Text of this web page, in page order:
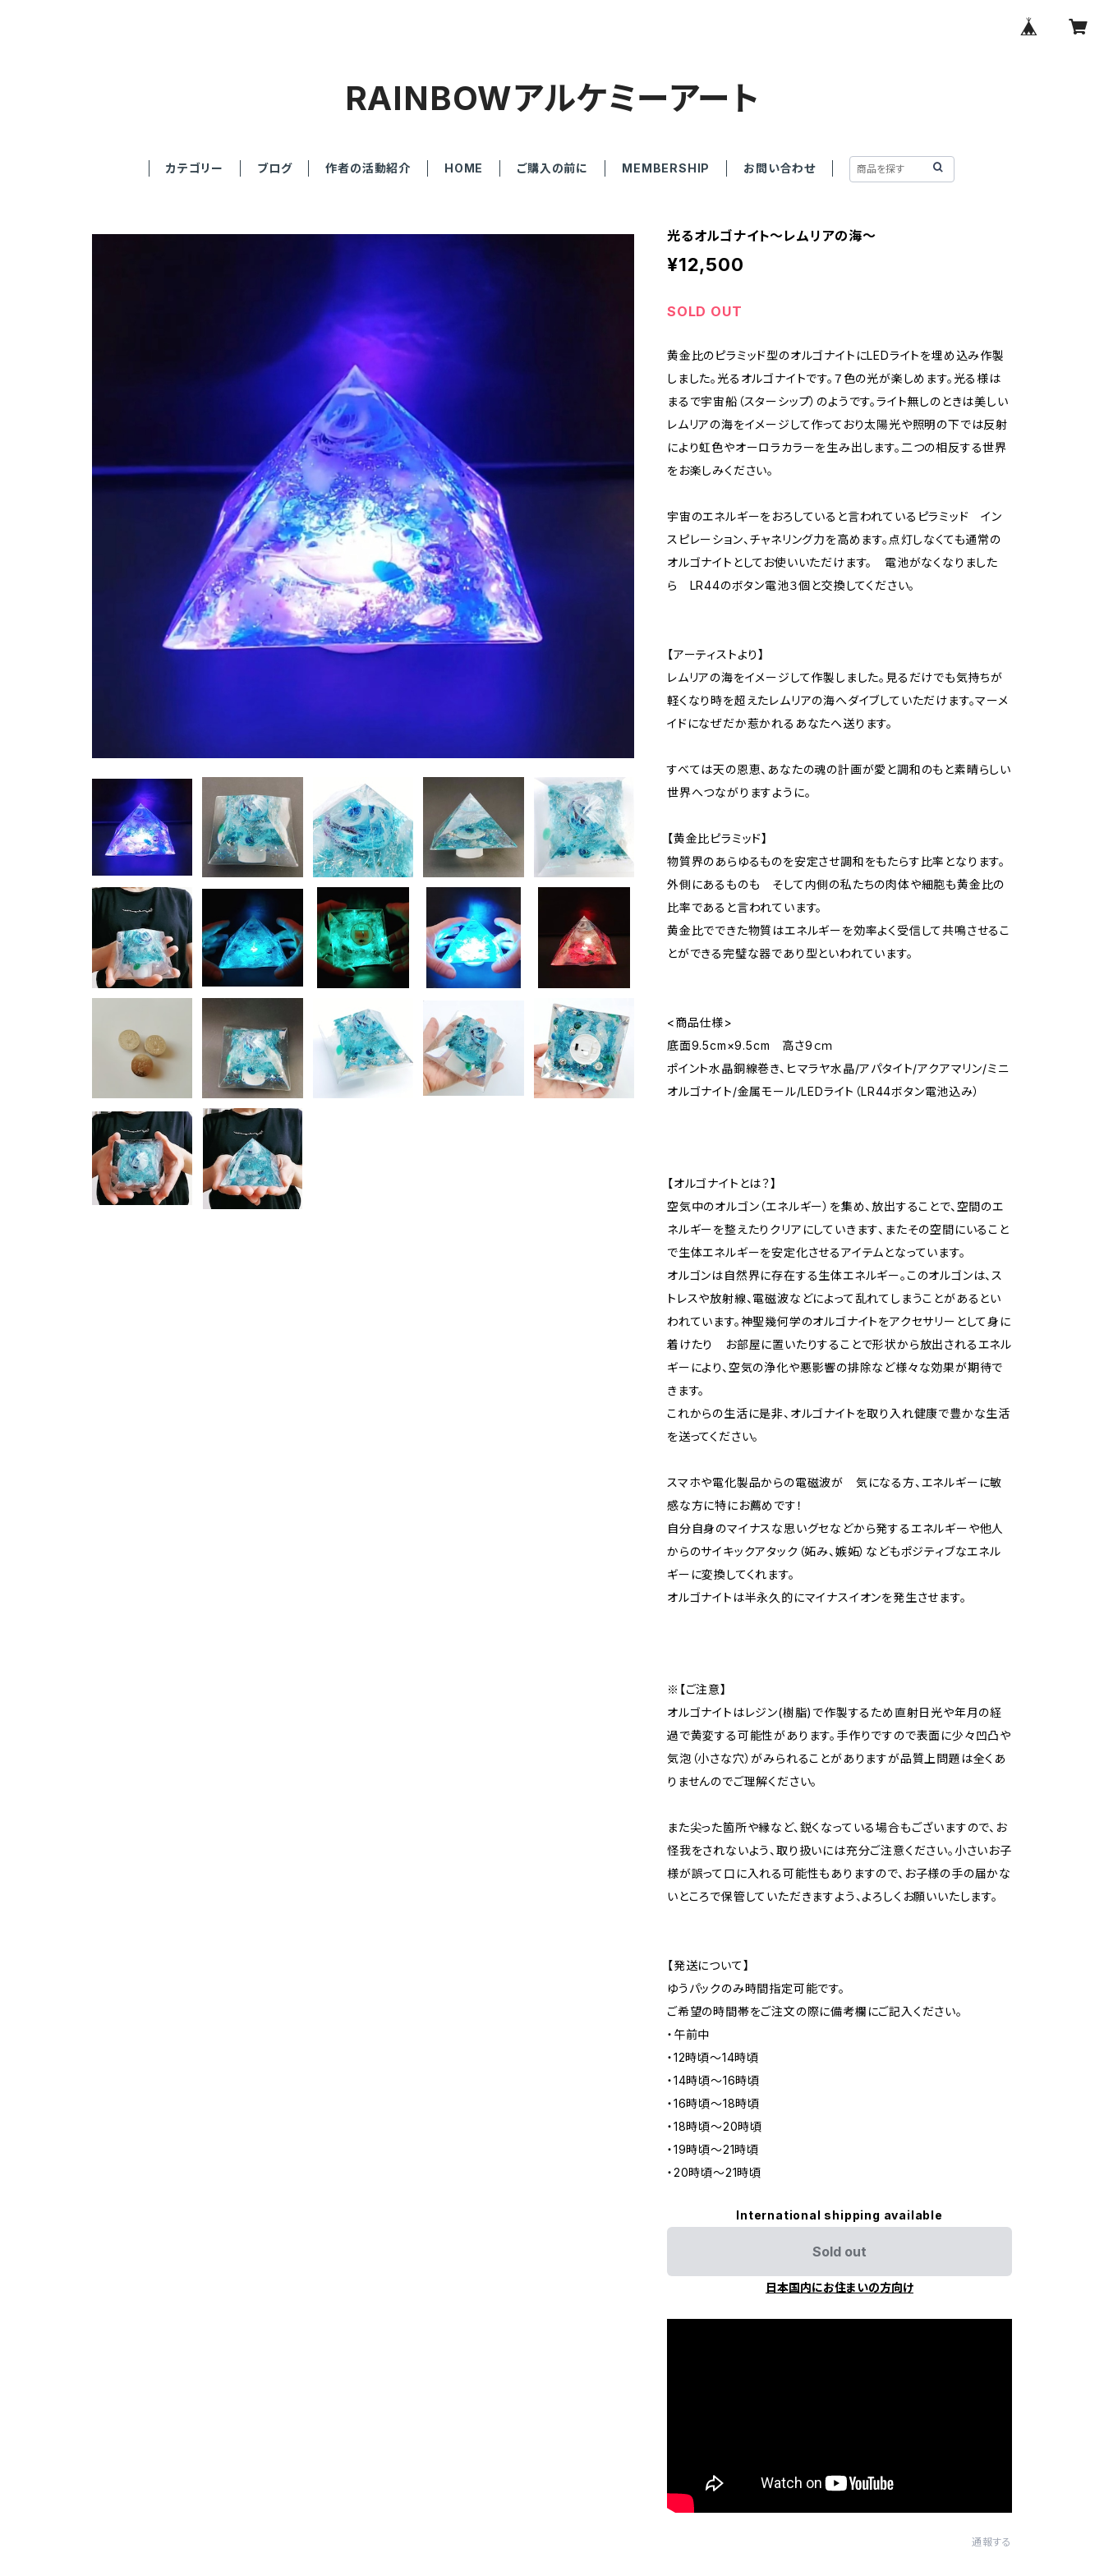
RAINBOWアルケミーアート
カテゴリー ブログ 作者の活動紹介 HOME ご購入の前に MEMBERSHIP お問い合わせ
光るオルゴナイト～レムリアの海～
¥12,500
SOLD OUT
黄金比のピラミッド型のオルゴナイトにLEDライトを埋め込み作製
しました。光るオルゴナイトです。７色の光が楽しめます。光る様は
まるで宇宙船（スターシップ）のようです。ライト無しのときは美しい
レムリアの海をイメージして作っており太陽光や照明の下では反射
により虹色やオーロラカラーを生み出します。二つの相反する世界
をお楽しみください。
宇宙のエネルギーをおろしていると言われているピラミッド イン
スピレーション、チャネリング力を高めます。点灯しなくても通常の
オルゴナイトとしてお使いいただけます。 電池がなくなりました
ら LR44のボタン電池３個と交換してください。
【アーティストより】
レムリアの海をイメージして作製しました。見るだけでも気持ちが
軽くなり時を超えたレムリアの海へダイブしていただけます。マーメ
イドになぜだか惹かれるあなたへ送ります。
すべては天の恩恵、あなたの魂の計画が愛と調和のもと素晴らしい
世界へつながりますように。
【黄金比ピラミッド】
物質界のあらゆるものを安定させ調和をもたらす比率となります。
外側にあるものも そして内側の私たちの肉体や細胞も黄金比の
比率であると言われています。
黄金比でできた物質はエネルギーを効率よく受信して共鳴させるこ
とができる完璧な器であり型といわれています。
<商品仕様>
底面9.5cm×9.5cm 高さ9ｃｍ
ポイント水晶銅線巻き、ヒマラヤ水晶/アパタイト/アクアマリン/ミニ
オルゴナイト/金属モール/LEDライト（LR44ボタン電池込み）
【オルゴナイトとは？】
空気中のオルゴン（エネルギー）を集め、放出することで、空間のエ
ネルギーを整えたりクリアにしていきます、またその空間にいること
で生体エネルギーを安定化させるアイテムとなっています。
オルゴンは自然界に存在する生体エネルギー。このオルゴンは、ス
トレスや放射線、電磁波などによって乱れてしまうことがあるとい
われています。神聖幾何学のオルゴナイトをアクセサリーとして身に
着けたり お部屋に置いたりすることで形状から放出されるエネル
ギーにより、空気の浄化や悪影響の排除など様々な効果が期待で
きます。
これからの生活に是非、オルゴナイトを取り入れ健康で豊かな生活
を送ってください。
スマホや電化製品からの電磁波が 気になる方、エネルギーに敏
感な方に特にお薦めです！
自分自身のマイナスな思いグセなどから発するエネルギーや他人
からのサイキックアタック（妬み、嫉妬）などもポジティブなエネル
ギーに変換してくれます。
オルゴナイトは半永久的にマイナスイオンを発生させます。
※【ご注意】
オルゴナイトはレジン(樹脂)で作製するため直射日光や年月の経
過で黄変する可能性があります。手作りですので表面に少々凹凸や
気泡（小さな穴）がみられることがありますが品質上問題は全くあ
りませんのでご理解ください。
また尖った箇所や縁など、鋭くなっている場合もございますので、お
怪我をされないよう、取り扱いには充分ご注意ください。小さいお子
様が誤って口に入れる可能性もありますので、お子様の手の届かな
いところで保管していただきますよう、よろしくお願いいたします。
【発送について】
ゆうパックのみ時間指定可能です。
ご希望の時間帯をご注文の際に備考欄にご記入ください。
・午前中
・12時頃～14時頃
・14時頃～16時頃
・16時頃～18時頃
・18時頃～20時頃
・19時頃～21時頃
・20時頃～21時頃
International shipping available
Sold out
日本国内にお住まいの方向け
通報する